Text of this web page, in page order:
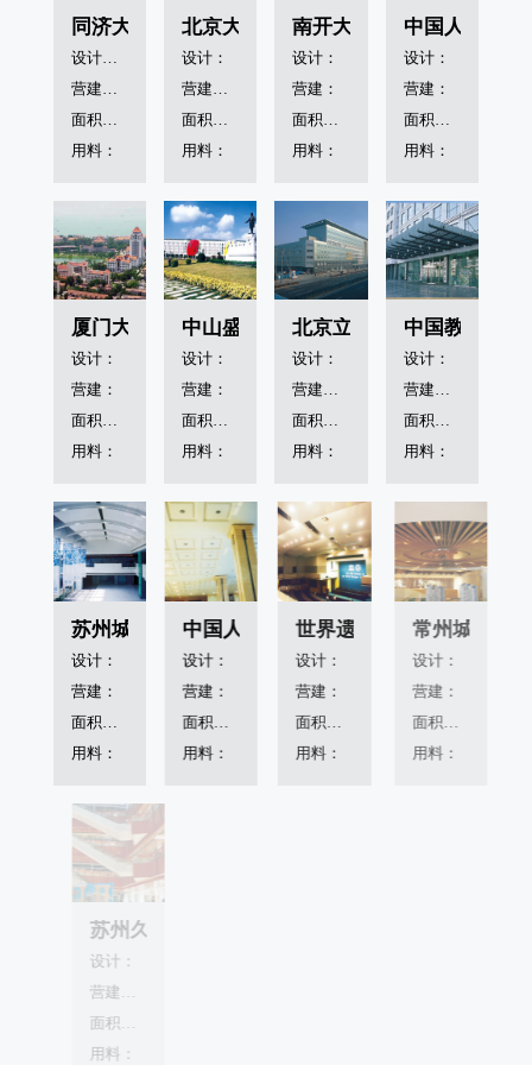
同济大学
设计：同济大学上海设计院
营建：上海第四建筑工程公司
面积：12000m²
用料：
北京大学科技大楼
设计：
营建：沈阳远大铝业工程公司
面积：11000m²
用料：
南开大学游泳馆
设计：
营建：
面积：5200m²
用料：
中国人民大学
设计：
营建：
面积：12000m²
用料：
厦门大学
设计：
营建：
面积：20000m²
用料：
中山盛兴幕墙装饰工程公司
设计：
营建：
面积：18000m²
用料：
北京立新学校
设计：
营建：深圳金粤幕墙工程公司
面积：9300m²
用料：
中国教育部
设计：
营建：沈阳远大铝业有限公司
面积：14000m²
用料：
苏州城市规划馆
设计：
营建：
用料：
中国人民银行江苏分行
设计：
营建：
用料：
世界遗产大会
设计：
营建：
面积：4100m²
用料：
常州城市规划
设计：
营建：
面积：1500m²
用料：
苏州久光百货商场
设计：
营建：上方建筑工程公司
面积：20000m²
用料：